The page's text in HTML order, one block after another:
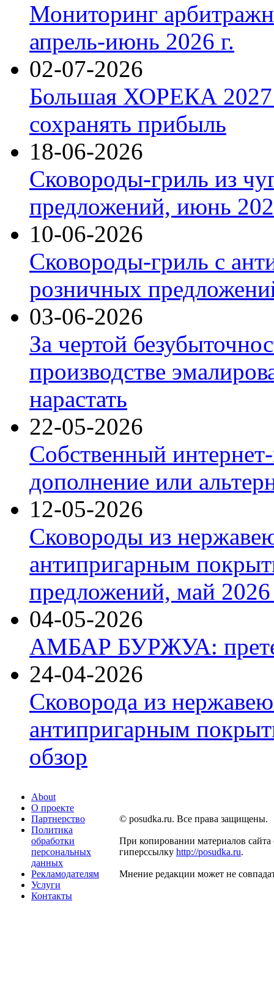
Мониторинг
апрель-июнь 2026 г.
02-07-2026
Большая ХОРЕКА 2027:
сохранять прибыль
18-06-2026
Сковороды-гриль из
предложений, июнь
10-06-2026
Сковороды-гриль с
розничных
03-06-2026
За чертой
производстве
нарастать
22-05-2026
Собственный
дополнение или
12-05-2026
Сковороды из
антипригарным
предложений, май 2026
04-05-2026
АМБАР БУРЖУА:
24-04-2026
Сковорода из
антипригарным
обзор
About
О проекте
Партнерство
Политика
обработки
персональных
данных
Рекламодателям
Услуги
Контакты
© posudka.ru. Все права защищены.
При копировании материалов сайта
гиперссылку http://posudka.ru.
Мнение редакции может не